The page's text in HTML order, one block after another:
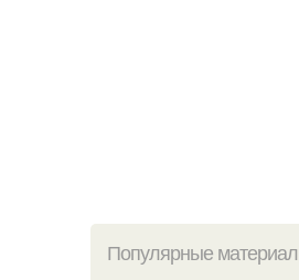
Популярные